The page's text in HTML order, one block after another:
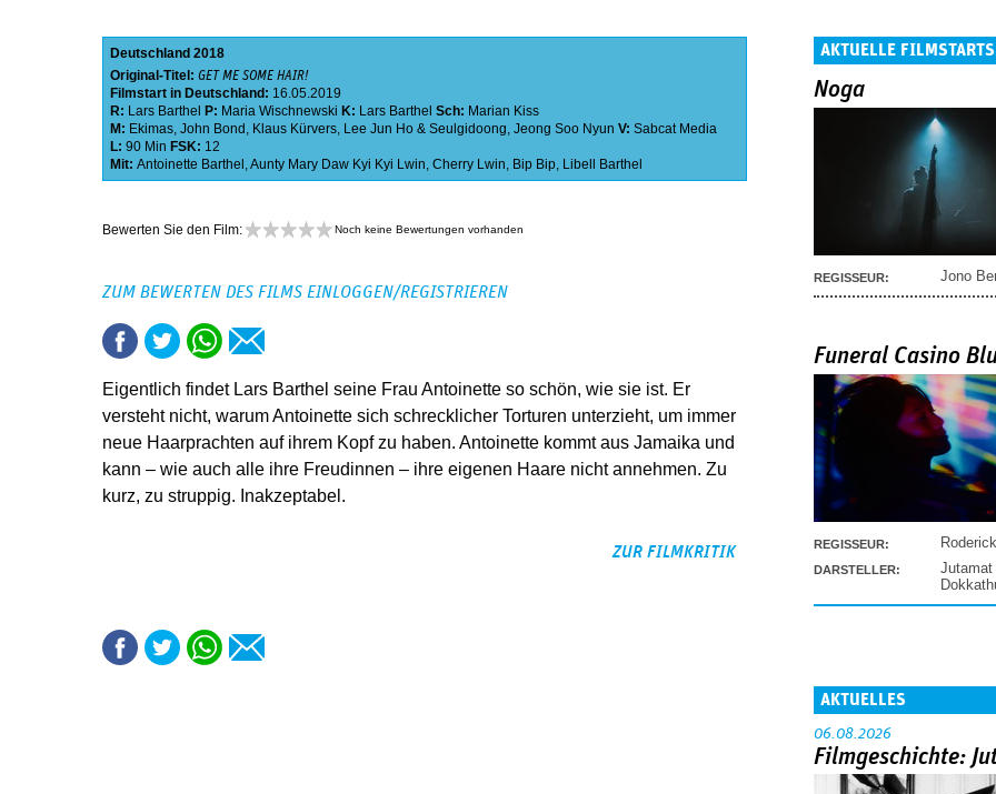
Deutschland 2018
Original-Titel: GET ME SOME HAIR!
Filmstart in Deutschland: 16.05.2019
R: Lars Barthel P: Maria Wischnewski K: Lars Barthel Sch: Marian Kiss
M: Ekimas, John Bond , Klaus Kürvers, Lee Jun Ho & Seulgidoong, Jeong Soo Nyun V: Sabcat Media
L: 90 Min FSK: 12
Mit: Antoinette Barthel ,Aunty Mary Daw Kyi Kyi Lwin, Cherry Lwin, Bip Bip, Libell Barthel
Bewerten Sie den Film: Noch keine Bewertungen vorhanden
ZUM BEWERTEN DES FILMS EINLOGGEN/REGISTRIEREN
Eigentlich findet Lars Barthel seine Frau Antoinette so schön, wie sie ist. Er
versteht nicht, warum Antoinette sich schrecklicher Torturen unterzieht, um immer
neue Haarprachten auf ihrem Kopf zu haben. Antoinette kommt aus Jamaika und
kann – wie auch alle ihre Freudinnen – ihre eigenen Haare nicht annehmen. Zu
kurz, zu struppig. Inakzeptabel.
ZUR FILMKRITIK
AKTUELLE FILMSTARTS
Noga
REGISSEUR: Jono
Funeral Casino
REGISSEUR:
DARSTELLER: Jutamat
AKTUELLES
06.08.2026
Filmgeschichte: